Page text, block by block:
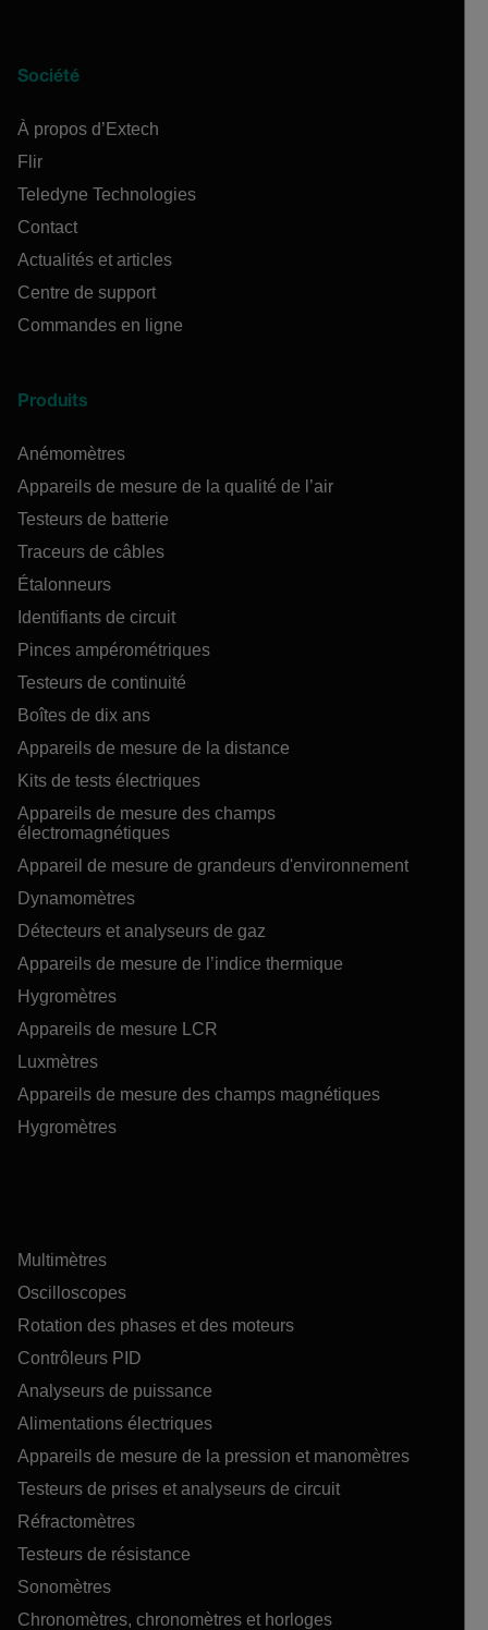
Société
À propos d’Extech
Flir
Teledyne Technologies
Contact
Actualités et articles
Centre de support
Commandes en ligne
Produits
Anémomètres
Appareils de mesure de la qualité de l’air
Testeurs de batterie
Traceurs de câbles
Étalonneurs
Identifiants de circuit
Pinces ampérométriques
Testeurs de continuité
Boîtes de dix ans
Appareils de mesure de la distance
Kits de tests électriques
Appareils de mesure des champs
électromagnétiques
Appareil de mesure de grandeurs d'environnement
Dynamomètres
Détecteurs et analyseurs de gaz
Appareils de mesure de l’indice thermique
Hygromètres
Appareils de mesure LCR
Luxmètres
Appareils de mesure des champs magnétiques
Hygromètres
Multimètres
Oscilloscopes
Rotation des phases et des moteurs
Contrôleurs PID
Analyseurs de puissance
Alimentations électriques
Appareils de mesure de la pression et manomètres
Testeurs de prises et analyseurs de circuit
Réfractomètres
Testeurs de résistance
Sonomètres
Chronomètres, chronomètres et horloges